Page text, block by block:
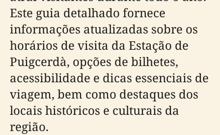
Este guia detalhado fornece
informações atualizadas sobre os
horários de visita da Estação de
Puigcerdà, opções de bilhetes,
acessibilidade e dicas essenciais de
viagem, bem como destaques dos
locais históricos e culturais da
região.